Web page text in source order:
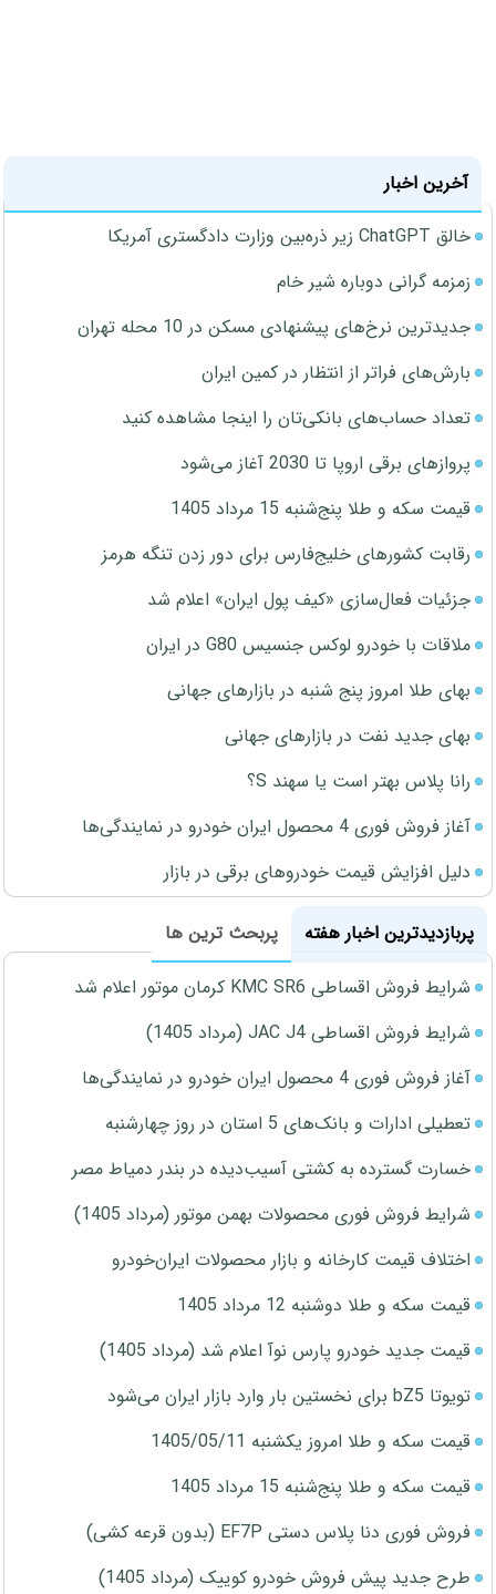
آخرین اخبار
خالق ChatGPT زیر ذره‌بین وزارت دادگستری آمریکا
زمزمه گرانی دوباره شیر خام
جدیدترین نرخ‌های پیشنهادی مسکن در 10 محله تهران
بارش‌های فراتر از انتظار در کمین ایران
تعداد حساب‌های بانکی‌تان را اینجا مشاهده کنید
پروازهای برقی اروپا تا 2030 آغاز می‌شود
قیمت سکه و طلا پنج‌شنبه 15 مرداد 1405
رقابت کشورهای خلیج‌فارس برای دور زدن تنگه هرمز
جزئیات فعال‌سازی «کیف پول ایران» اعلام شد
ملاقات با خودرو لوکس جنسیس G80 در ایران
بهای طلا امروز پنج شنبه در بازارهای جهانی
بهای جدید نفت در بازارهای جهانی
رانا پلاس بهتر است یا سهند S؟
آغاز فروش فوری 4 محصول ایران خودرو در نمایندگی‌ها
دلیل افزایش قیمت خودروهای برقی در بازار
پربازدیدترین اخبار هفته
پربحث ترین ها
شرایط فروش اقساطی KMC SR6 کرمان موتور اعلام شد
شرایط فروش اقساطی JAC J4 (مرداد 1405)
آغاز فروش فوری 4 محصول ایران خودرو در نمایندگی‌ها
تعطیلی ادارات و بانک‌های 5 استان در روز چهارشنبه
خسارت گسترده به کشتی آسیب‌دیده در بندر دمیاط مصر
شرایط فروش فوری محصولات بهمن موتور (مرداد 1405)
اختلاف قیمت کارخانه و بازار محصولات ایران‌خودرو
قیمت سکه و طلا دوشنبه 12 مرداد 1405
قیمت جدید خودرو پارس نوآ اعلام شد (مرداد 1405)
تویوتا bZ5 برای نخستین بار وارد بازار ایران می‌شود
قیمت سکه و طلا امروز یکشنبه 1405/05/11
قیمت سکه و طلا پنج‌شنبه 15 مرداد 1405
فروش فوری دنا پلاس دستی EF7P (بدون قرعه کشی)
طرح جدید پیش فروش خودرو کوییک (مرداد 1405)